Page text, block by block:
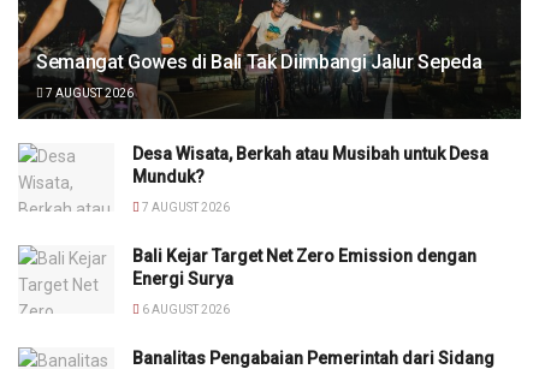
Semangat Gowes di Bali Tak Diimbangi Jalur Sepeda
7 AUGUST 2026
Desa Wisata, Berkah atau Musibah untuk Desa
Munduk?
7 AUGUST 2026
Bali Kejar Target Net Zero Emission dengan
Energi Surya
6 AUGUST 2026
Banalitas Pengabaian Pemerintah dari Sidang